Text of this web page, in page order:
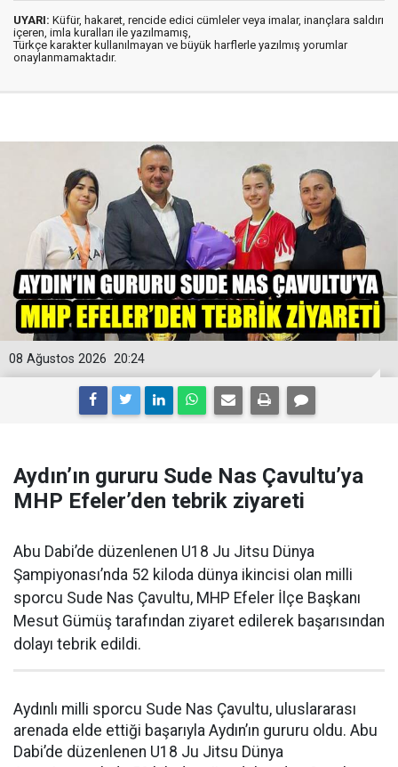
UYARI: Küfür, hakaret, rencide edici cümleler veya imalar, inançlara saldırı
içeren, imla kuralları ile yazılmamış,
Türkçe karakter kullanılmayan ve büyük harflerle yazılmış yorumlar
onaylanmamaktadır.
20:24
08 Ağustos 2026
Aydın’ın gururu Sude Nas Çavultu’ya
MHP Efeler’den tebrik ziyareti
Abu Dabi’de düzenlenen U18 Ju Jitsu Dünya
Şampiyonası’nda 52 kiloda dünya ikincisi olan milli
sporcu Sude Nas Çavultu, MHP Efeler İlçe Başkanı
Mesut Gümüş tarafından ziyaret edilerek başarısından
dolayı tebrik edildi.
Aydınlı milli sporcu Sude Nas Çavultu, uluslararası
arenada elde ettiği başarıyla Aydın’ın gururu oldu. Abu
Dabi’de düzenlenen U18 Ju Jitsu Dünya